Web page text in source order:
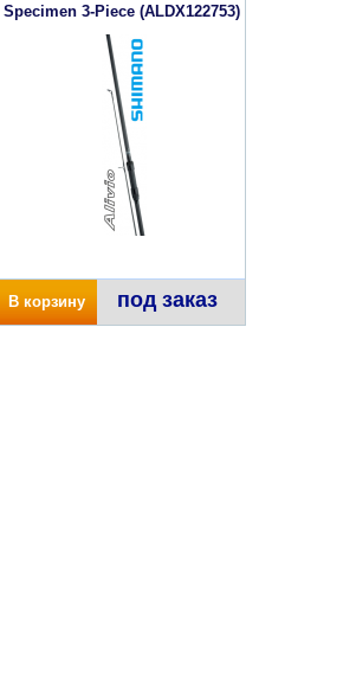
Specimen 3-Piece (ALDX122753)
В корзину под заказ